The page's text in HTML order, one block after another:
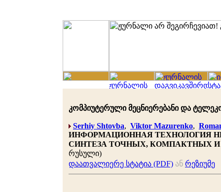
კომპიუტერული მეცნიერებანი და
Serhiy Shtovba, Viktor Mazurenko,
ИНФОРМАЦИОННАЯ ТЕХНОЛОГИЯ
СИНТЕЗА ТОЧНЫХ, КОМПАКТНЫХ И
რუსული)
დაათვალიერე სტატია (PDF) ან რეზიუმე